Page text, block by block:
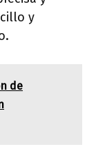
y
de